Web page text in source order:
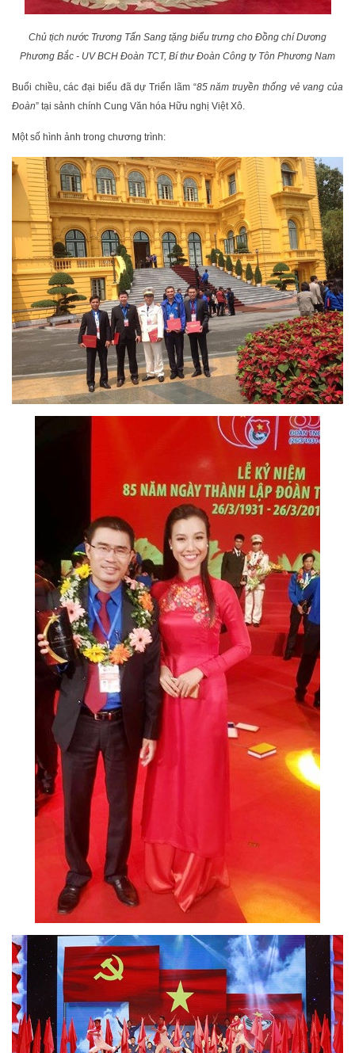
Chủ tịch nước Trương Tấn Sang tặng biểu trưng cho Đồng chí Dương
Phương Bắc - UV BCH Đoàn TCT, Bí thư Đoàn Công ty Tôn Phương Nam
Buổi chiều, các đại biểu đã dự Triển lãm “85 năm truyền thống vẻ vang của
Đoàn” tại sảnh chính Cung Văn hóa Hữu nghị Việt Xô.
Một số hình ảnh trong chương trình: